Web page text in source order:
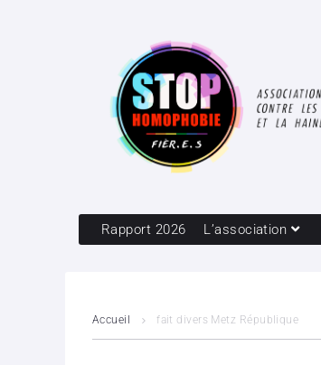
Rapport 2026 L’association
Accueil fait divers Metz République